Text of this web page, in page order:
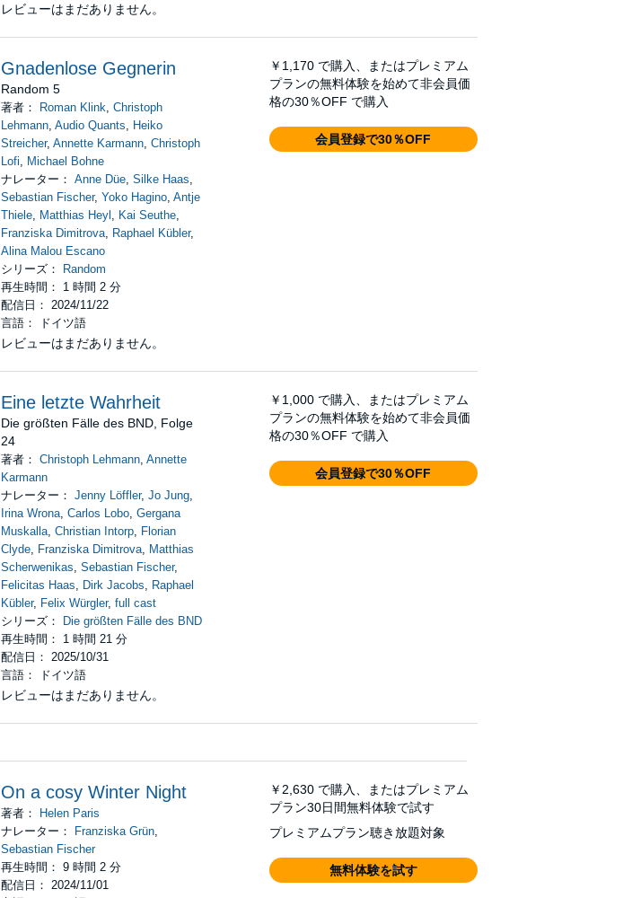
レビューはまだありません。
Gnadenlose Gegnerin
Random 5
著者： Roman Klink ,Christoph
Lehmann ,Audio Quants
Heiko
Streicher,Annette Karmann ,Christoph
Lofi
Michael Bohne
ナレーター：Anne Düe ,Silke Haas
Sebastian Fischer,Yoko Hagino ,Antje
Thiele
Matthias Heyl Kai Seuthe
Franziska Dimitrova
Raphael Kübler,
Alina Malou Escano
シリーズ：
Random
再生時間： 1 時間 2 分
配信日： 2024/11/22
言語： ドイツ語
レビューはまだありません。
￥1,170 で購入、またはプレミアム
プランの無料体験を始めて非会員価
格の30％OFF で購入
会員登録で30％OFF
Eine letzte Wahrheit
Die größten Fälle des BND, Folge
24
著者：Christoph Lehmann ,Annette
Karmann
ナレーター：Jenny Löffler,Jo Jung
Irina Wrona ,Carlos Lobo ,Gergana
Muskalla ,Christian Intorp
Florian
Clyde
Franziska Dimitrova
Matthias
Scherwenikas ,Sebastian Fischer,
Felicitas Haas
Dirk Jacobs
Raphael
Kübler, Felix Würgler,full cast
シリーズ：
Die größten Fälle des BND
再生時間： 1 時間 21 分
配信日： 2025/10/31
言語： ドイツ語
レビューはまだありません。
￥1,000 で購入、またはプレミアム
プランの無料体験を始めて非会員価
格の30％OFF で購入
会員登録で30％OFF
On a cosy Winter Night
著者：
Helen Paris
ナレーター：
Franziska Grün
Sebastian Fischer
再生時間： 9 時間 2 分
配信日： 2024/11/01
￥2,630 で購入、またはプレミアム
プラン30日間無料体験で試す
プレミアムプラン聴き放題対象
無料体験を試す